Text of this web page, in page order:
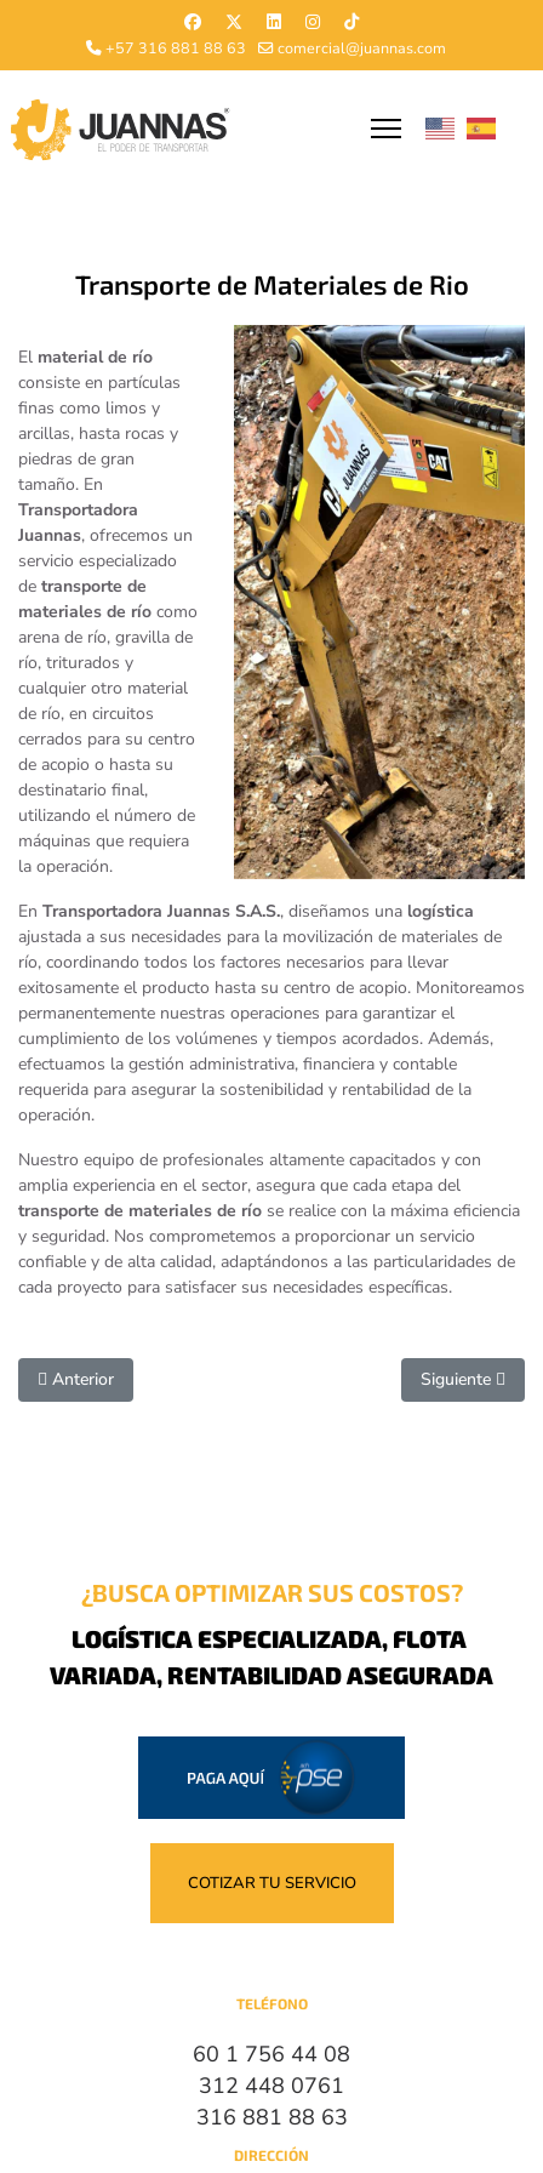
+57 316 881 88 63 comercial@juannas.com
Transporte de Materiales de Rio
El material de río
consiste en partículas
finas como limos y
arcillas, hasta rocas y
piedras de gran
tamaño. En
Transportadora
Juannas, ofrecemos un
servicio especializado
de transporte de
materiales de río como
arena de río, gravilla de
río, triturados y
cualquier otro material
de río, en circuitos
cerrados para su centro
de acopio o hasta su
destinatario final,
utilizando el número de
máquinas que requiera
la operación.
En Transportadora Juannas S.A.S., diseñamos una logística
ajustada a sus necesidades para la movilización de materiales de
río, coordinando todos los factores necesarios para llevar
exitosamente el producto hasta su centro de acopio. Monitoreamos
permanentemente nuestras operaciones para garantizar el
cumplimiento de los volúmenes y tiempos acordados. Además,
efectuamos la gestión administrativa, financiera y contable
requerida para asegurar la sostenibilidad y rentabilidad de la
operación.
Nuestro equipo de profesionales altamente capacitados y con
amplia experiencia en el sector, asegura que cada etapa del
transporte de materiales de río se realice con la máxima eficiencia
y seguridad. Nos comprometemos a proporcionar un servicio
confiable y de alta calidad, adaptándonos a las particularidades de
cada proyecto para satisfacer sus necesidades específicas.
Artículo Anterior: Transporte De Materiales De Agregados
Anterior Artículo
Siguiente
¿BUSCA OPTIMIZAR SUS COSTOS?
LOGÍSTICA ESPECIALIZADA, FLOTA
VARIADA, RENTABILIDAD ASEGURADA
COTIZAR TU SERVICIO
TELÉFONO
60 1 756 44 08
312 448 0761
316 881 88 63
DIRECCIÓN